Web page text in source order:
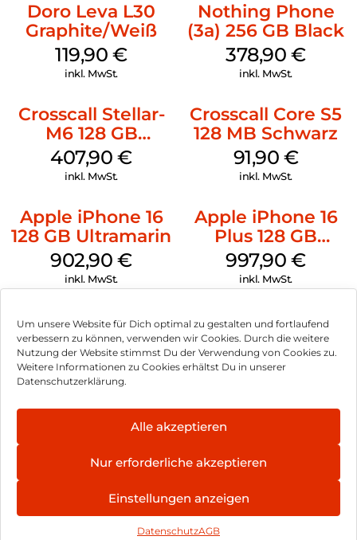
Um unsere Website für Dich optimal zu gestalten und fortlaufend
verbessern zu können, verwenden wir Cookies. Durch die weitere
Nutzung der Website stimmst Du der Verwendung von Cookies zu.
Weitere Informationen zu Cookies erhältst Du in unserer
Datenschutzerklärung.
Alle akzeptieren
Nur erforderliche akzeptieren
Einstellungen anzeigen
DatenschutzAGB
Doro Leva L30
Graphite/Weiß
119,90€
inkl. MwSt.
Nothing Phone
(3a) 256 GB Black
378,90€
inkl. MwSt.
Crosscall Stellar-
M6 128 GB
Schwarz
407,90€
inkl. MwSt.
Crosscall Core S5
128 MB Schwarz
91,90 €
inkl. MwSt.
Apple iPhone 16
128 GB Ultramarin
902,90€
inkl. MwSt.
Apple iPhone 16
Plus 128 GB
Schwarz
997,90€
inkl. MwSt.
Impressum
Hinweis zur Batterieentsorgung
Newsletter
, Brodos AG – All Rights Reserved.
Können wir Dir behilflich sein?